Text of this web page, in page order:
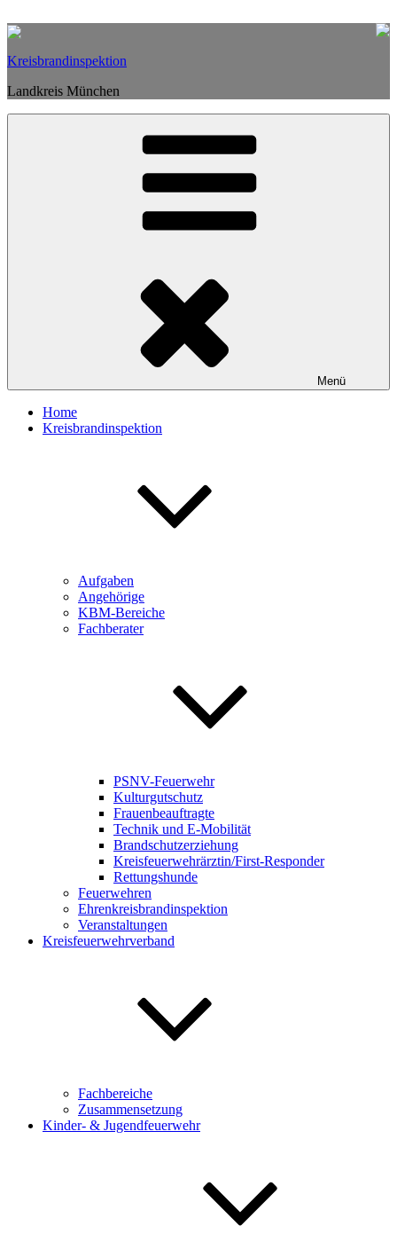
zum
Kreisbrandinspektion
Landkreis München
Menü
Home
Kreisbrandinspektion
Aufgaben
Angehörige
KBM-Bereiche
Fachberater
PSNV-Feuerwehr
Kulturgutschutz
Frauenbeauftragte
Technik und E-Mobilität
Brandschutzerziehung
Kreisfeuerwehrärztin/First-Responder
Rettungshunde
Feuerwehren
Ehrenkreisbrandinspektion
Veranstaltungen
Kreisfeuerwehrverband
Fachbereiche
Zusammensetzung
Kinder- & Jugendfeuerwehr